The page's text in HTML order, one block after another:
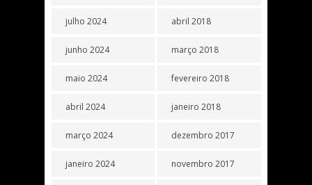
julho 2024
junho 2024
maio 2024
abril 2024
março 2024
janeiro 2024
abril 2018
março 2018
fevereiro 2018
janeiro 2018
dezembro 2017
novembro 2017